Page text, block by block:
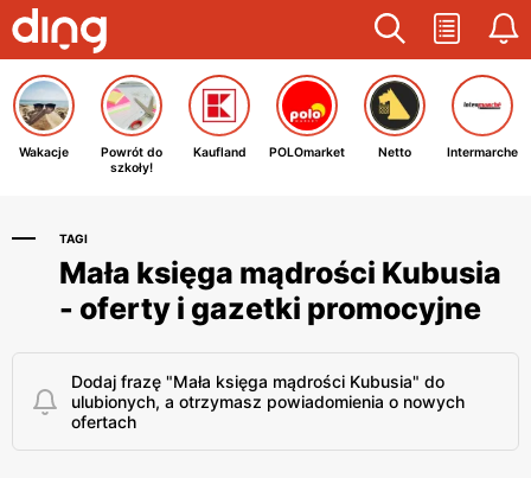
Wakacje
Powrót do
szkoły!
Kaufland POLOmarket Netto Intermarche
TAGI
Mała księga mądrości Kubusia
- oferty i gazetki promocyjne
Dodaj frazę "Mała księga mądrości Kubusia" do
ulubionych, a otrzymasz powiadomienia o nowych
ofertach